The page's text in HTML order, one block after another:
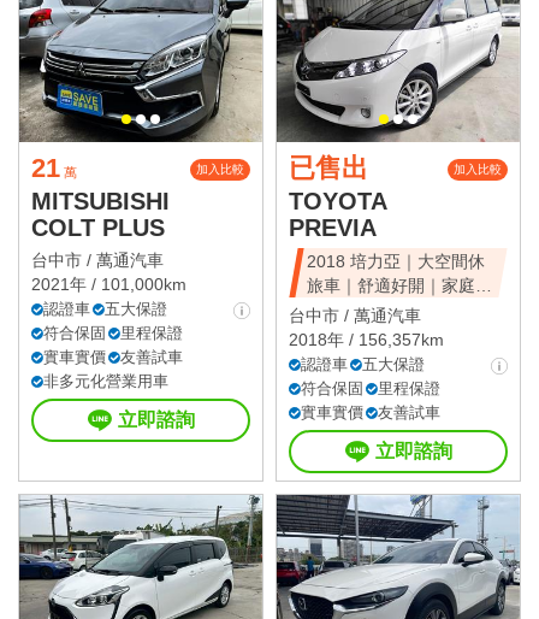
21 萬 加入比較
MITSUBISHI
COLT PLUS
台中市 / 萬通汽車
2021年 / 101,000km
認證車
五大保證
符合保固
里程保證
實車實價
友善試車
非多元化營業用車
立即諮詢
已售出 加入比較
TOYOTA
PREVIA
2018 培力亞｜大空間休
旅車｜舒適好開｜家庭首
選｜可全額貸
台中市 / 萬通汽車
2018年 / 156,357km
認證車
五大保證
符合保固
里程保證
實車實價
友善試車
立即諮詢